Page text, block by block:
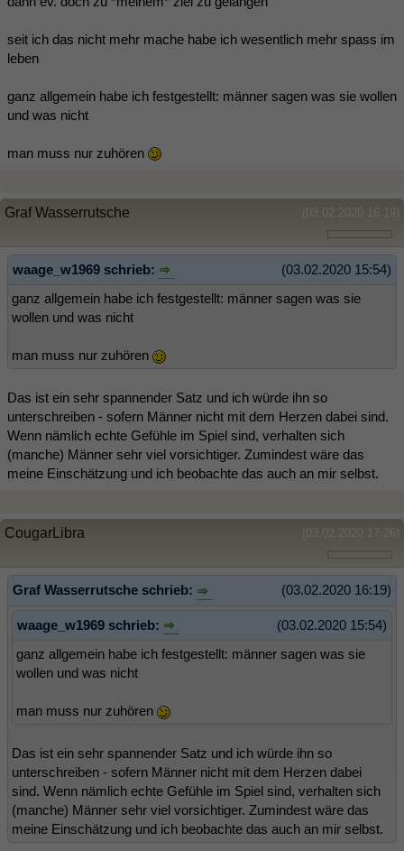
seit ich das nicht mehr mache habe ich wesentlich mehr spass im
leben
ganz allgemein habe ich festgestellt: männer sagen was sie wollen
und was nicht
man muss nur zuhören
(03.02.2020 16:19)
Graf Wasserrutsche
(03.02.2020 15:54)
waage_w1969 schrieb:
ganz allgemein habe ich festgestellt: männer sagen was sie
wollen und was nicht
man muss nur zuhören
Das ist ein sehr spannender Satz und ich würde ihn so
unterschreiben - sofern Männer nicht mit dem Herzen dabei sind.
Wenn nämlich echte Gefühle im Spiel sind, verhalten sich
(manche) Männer sehr viel vorsichtiger. Zumindest wäre das
meine Einschätzung und ich beobachte das auch an mir selbst.
(03.02.2020 17:26)
CougarLibra
(03.02.2020 16:19)
Graf Wasserrutsche schrieb:
(03.02.2020 15:54)
waage_w1969 schrieb:
ganz allgemein habe ich festgestellt: männer sagen was sie
wollen und was nicht
man muss nur zuhören
Das ist ein sehr spannender Satz und ich würde ihn so
unterschreiben - sofern Männer nicht mit dem Herzen dabei
sind. Wenn nämlich echte Gefühle im Spiel sind, verhalten sich
(manche) Männer sehr viel vorsichtiger. Zumindest wäre das
meine Einschätzung und ich beobachte das auch an mir selbst.